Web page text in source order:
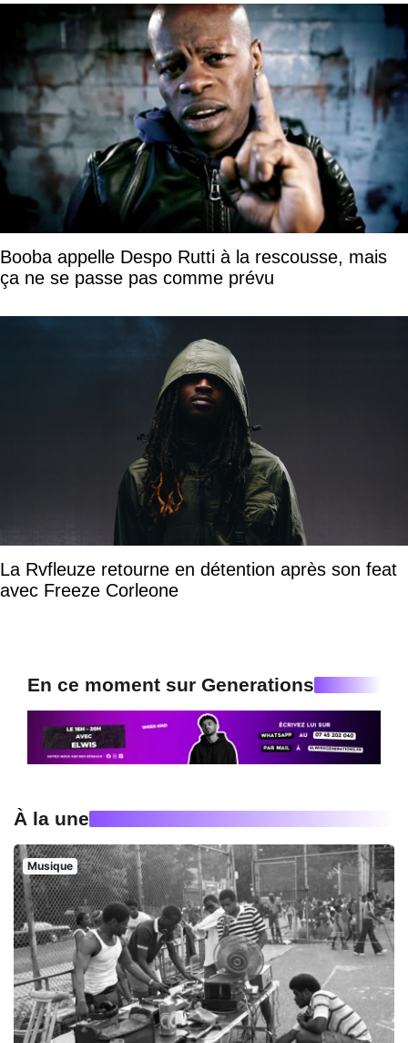
Booba appelle Despo Rutti à la rescousse, mais
ça ne se passe pas comme prévu
La Rvfleuze retourne en détention après son feat
avec Freeze Corleone
En ce moment sur Generations
À la une
Musique